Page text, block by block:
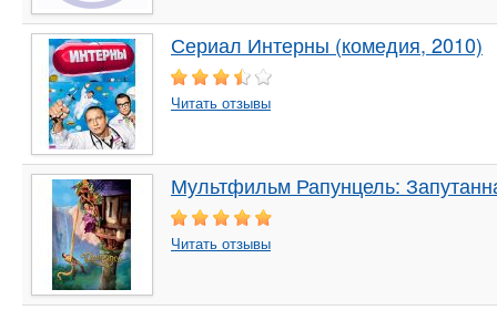
Сериал Интерны (комедия, 2010)
Читать отзывы
Мультфильм Рапунцель:
Читать отзывы